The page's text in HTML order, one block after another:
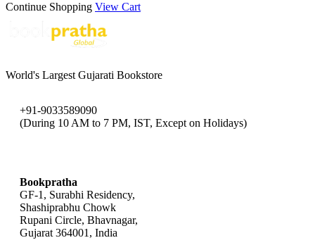
Continue Shopping View Cart
World's Largest Gujarati Bookstore
+91-9033589090
(During 10 AM to 7 PM, IST, Except on Holidays)
Bookpratha
GF-1, Surabhi Residency,
Shashiprabhu Chowk
Rupani Circle, Bhavnagar,
Gujarat 364001, India